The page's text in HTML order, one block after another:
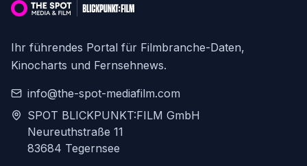
Ihr führendes Portal für Filmbranche-Daten,
Kinocharts und Fernsehnews.
info@the-spot-mediafilm.com
SPOT BLICKPUNKT:FILM GmbH
Neureuthstraße 11
83684 Tegernsee